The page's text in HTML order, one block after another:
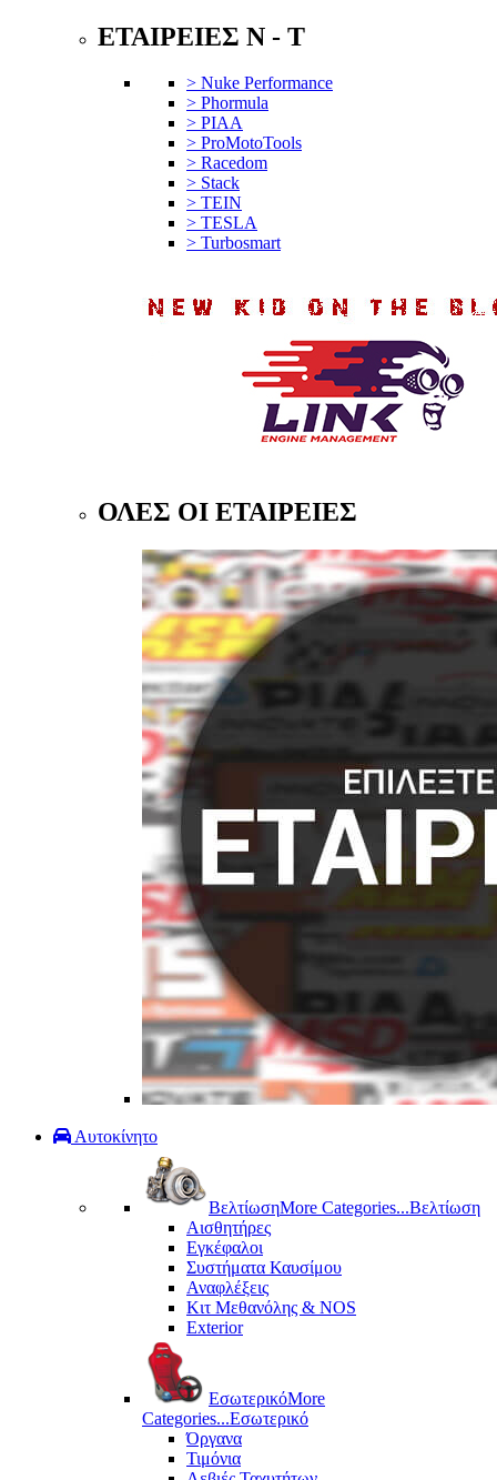
ΕΤΑΙΡΕΙΕΣ N - T
> Nuke Performance
> Phormula
> PIAA
> ProMotoTools
> Racedom
> Stack
> TEIN
> TESLA
> Turbosmart
ΟΛΕΣ ΟΙ ΕΤΑΙΡΕΙΕΣ
Αυτοκίνητο
ΒελτίωσηMore Categories...Βελτίωση
Αισθητήρες
Εγκέφαλοι
Συστήματα Καυσίμου
Αναφλέξεις
Κιτ Μεθανόλης & ΝΟS
Exterior
ΕσωτερικόMore
Categories...Εσωτερικό
Όργανα
Τιμόνια